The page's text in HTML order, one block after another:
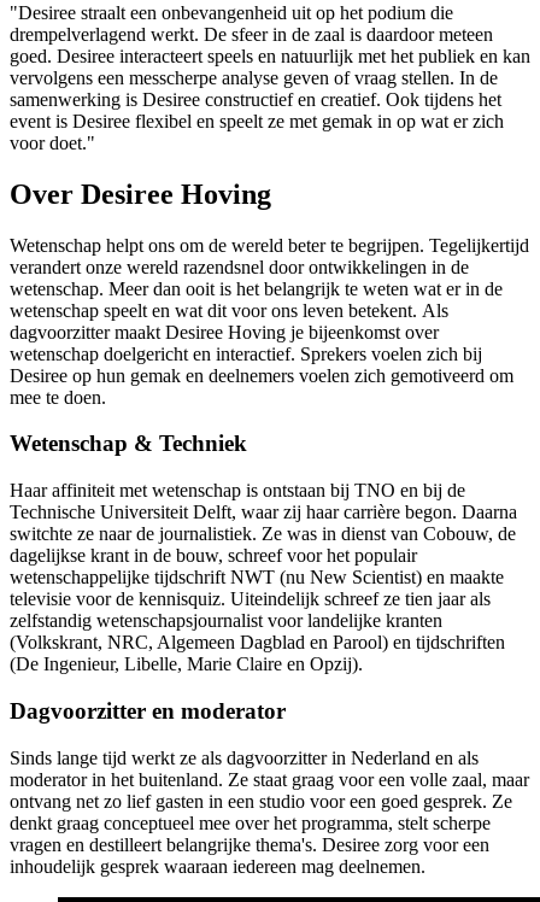
"Desiree straalt een onbevangenheid uit op het podium die
drempelverlagend werkt. De sfeer in de zaal is daardoor meteen
goed. Desiree interacteert speels en natuurlijk met het publiek en kan
vervolgens een messcherpe analyse geven of vraag stellen. In de
samenwerking is Desiree constructief en creatief. Ook tijdens het
event is Desiree flexibel en speelt ze met gemak in op wat er zich
voor doet."
Over Desiree Hoving
Wetenschap helpt ons om de wereld beter te begrijpen. Tegelijkertijd
verandert onze wereld razendsnel door ontwikkelingen in de
wetenschap. Meer dan ooit is het belangrijk te weten wat er in de
wetenschap speelt en wat dit voor ons leven betekent. Als
dagvoorzitter maakt Desiree Hoving je bijeenkomst over
wetenschap doelgericht en interactief. Sprekers voelen zich bij
Desiree op hun gemak en deelnemers voelen zich gemotiveerd om
mee te doen.
Wetenschap & Techniek
Haar affiniteit met wetenschap is ontstaan bij TNO en bij de
Technische Universiteit Delft, waar zij haar carrière begon. Daarna
switchte ze naar de journalistiek. Ze was in dienst van Cobouw, de
dagelijkse krant in de bouw, schreef voor het populair
wetenschappelijke tijdschrift NWT (nu New Scientist) en maakte
televisie voor de kennisquiz. Uiteindelijk schreef ze tien jaar als
zelfstandig wetenschapsjournalist voor landelijke kranten
(Volkskrant, NRC, Algemeen Dagblad en Parool) en tijdschriften
(De Ingenieur, Libelle, Marie Claire en Opzij).
Dagvoorzitter en moderator
Sinds lange tijd werkt ze als dagvoorzitter in Nederland en als
moderator in het buitenland. Ze staat graag voor een volle zaal, maar
ontvang net zo lief gasten in een studio voor een goed gesprek. Ze
denkt graag conceptueel mee over het programma, stelt scherpe
vragen en destilleert belangrijke thema's. Desiree zorg voor een
inhoudelijk gesprek waaraan iedereen mag deelnemen.